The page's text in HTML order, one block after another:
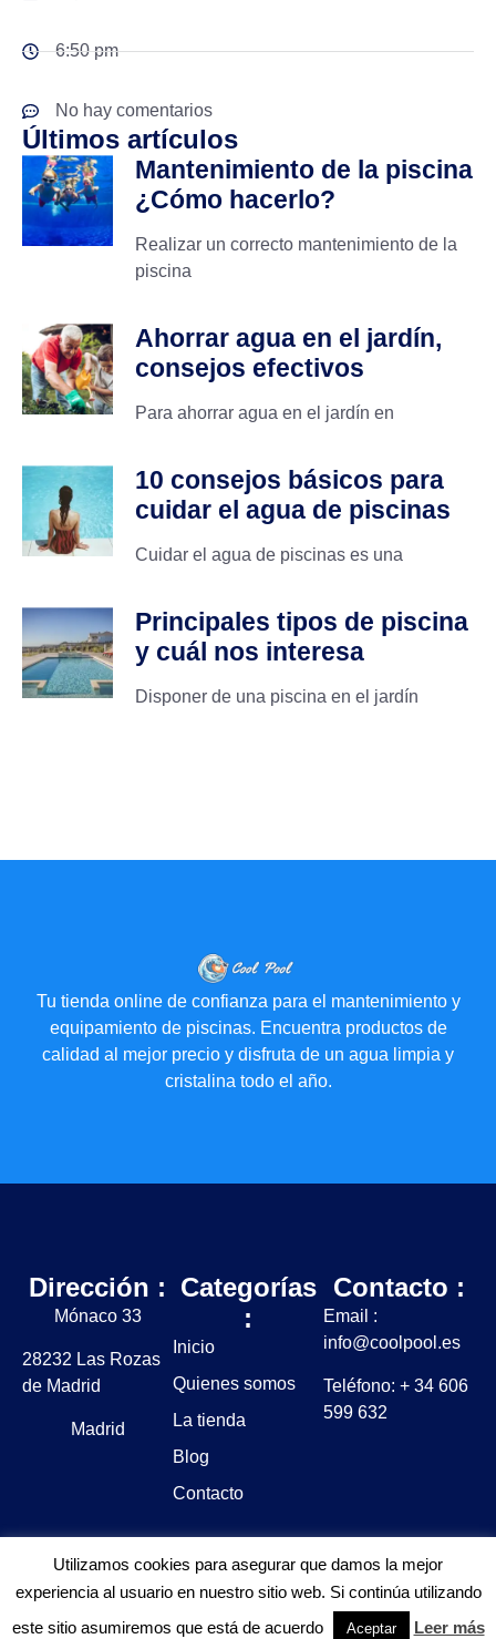
6:50 pm
No hay comentarios
Últimos artículos
Mantenimiento de la piscina
¿Cómo hacerlo?
Realizar un correcto mantenimiento de la
piscina
Ahorrar agua en el jardín,
consejos efectivos
Para ahorrar agua en el jardín en
10 consejos básicos para
cuidar el agua de piscinas
Cuidar el agua de piscinas es una
Principales tipos de piscina
y cuál nos interesa
Disponer de una piscina en el jardín
Tu tienda online de confianza para el mantenimiento y
equipamiento de piscinas. Encuentra productos de
calidad al mejor precio y disfruta de un agua limpia y
cristalina todo el año.
Dirección :
Mónaco 33
28232 Las Rozas
de Madrid
Madrid
Categorías
:
Inicio
Quienes somos
La tienda
Blog
Contacto
Contacto :
Email :
info@coolpool.es
Teléfono: + 34 606
599 632
Aviso legal y Política de privacidad Política de cookies
Utilizamos cookies para asegurar que damos la mejor
experiencia al usuario en nuestro sitio web. Si continúa utilizando
este sitio asumiremos que está de acuerdo
Aceptar Leer más